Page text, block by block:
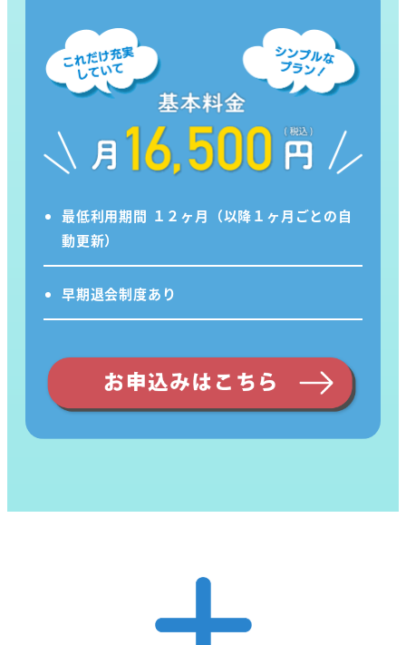
最低利用期間 １２ヶ月（以降１ヶ月ごとの自
動更新）
早期退会制度あり